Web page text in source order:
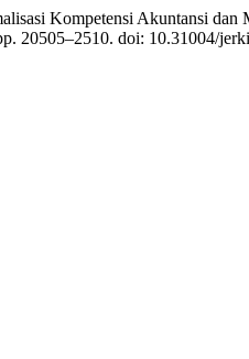
Kompetensi Akuntansi
20505–2510. doi: 10.31004/